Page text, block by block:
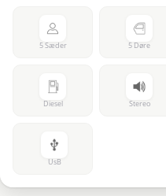
5 Sæder 5 Døre
Diesel Stereo
UsB